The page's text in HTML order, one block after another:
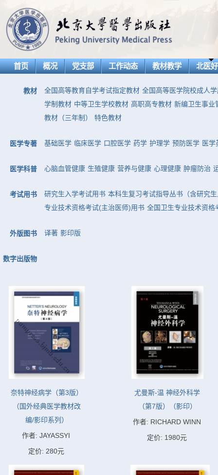
首页 概况 党支部 工作动态 教材教学 北医
教材 全国高等教育自学考试指定教材 全国高等医学院校成人
学制教材 中等卫生学校教材 高职高专教材 新编卫生事业
教材（三年制）
特色教材
医学专著 基础医学 临床医学 口腔医学 药学 护理学 预防医学 医学
医学科普 心脑血管健康 生殖健康 营养与健康 心理健康 肿瘤防治
考试用书 研究生入学考试用书 本科生复习考试指导丛书（含研究
专业技术资格考试(主治医师)用书 全国卫生专业技术资格
外版图书 译著 影印版
数字出版物
奈特神经病学（第3版）
（国外经典医学教材改
编/影印系列）
作者: JAYASSYI
定价: 280元
尤曼斯-温 神经外科学
（第7版）（影印）
作者: RICHARD WINN
定价: 1980元